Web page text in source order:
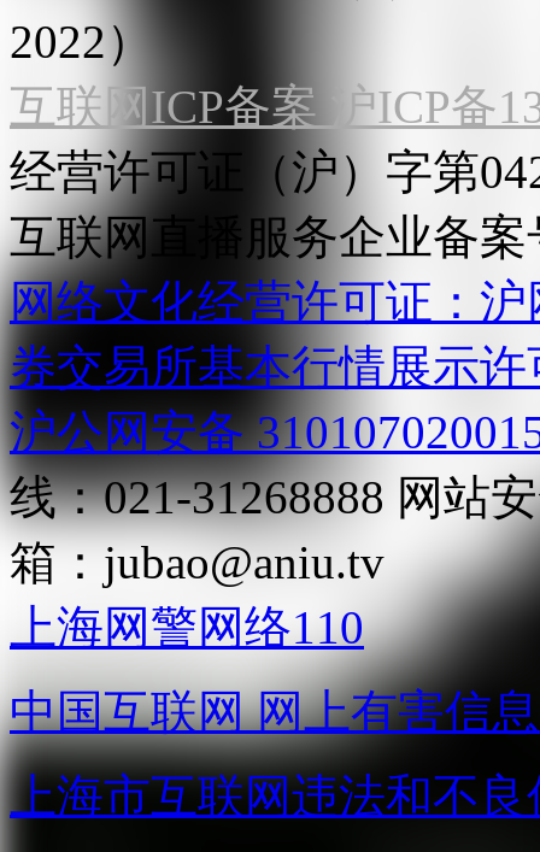
2022）
互联网ICP备案 沪ICP备
经营许可证（沪）字第
互联网直播服务企业备案
网络文化经营许可证：沪
券交易所基本行情展示许
沪公网安备
线：021-31268888 网站
箱： jubao@aniu.tv
上海网警网络110
中国互联网 网上有害信
上海市互联网违法和不